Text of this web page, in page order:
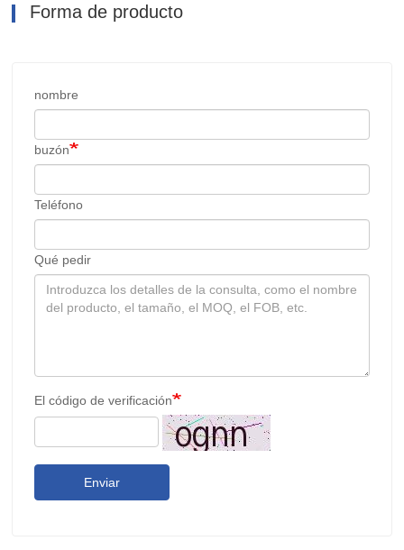
Forma de producto
nombre
buzón
Teléfono
Qué pedir
El código de verificación
Enviar